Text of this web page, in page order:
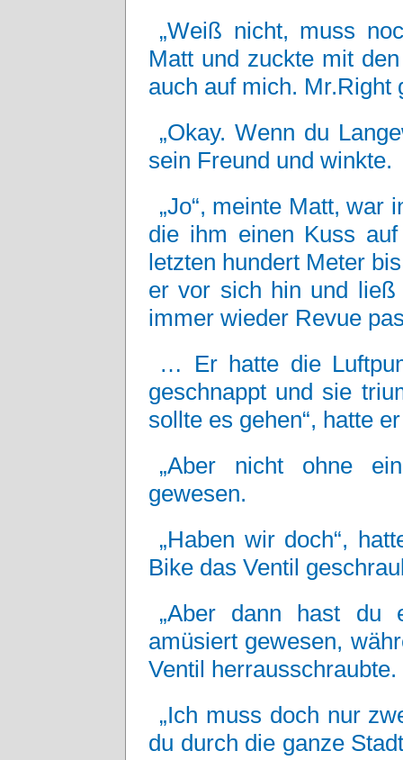
„Weiß nicht, muss
Matt und zuckte mit
auch auf mich. Mr.Right
„Okay. Wenn du
sein Freund und winkte.
„Jo“, meinte Matt, war
die ihm einen Kuss
letzten hundert Meter
er vor sich hin und ließ
immer wieder Revue
… Er hatte die
geschnappt und sie
sollte es gehen“, hatte
„Aber nicht ohne
gewesen.
„Haben wir doch“,
Bike das Ventil
„Aber dann hast du
amüsiert gewesen,
Ventil herrausschraubte.
„Ich muss doch nur
du durch die ganze